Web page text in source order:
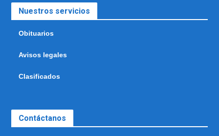
Nuestros servicios
Obituarios
Avisos legales
Clasificados
Contáctanos